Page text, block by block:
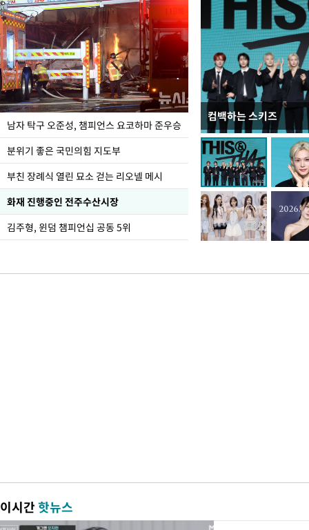
남자 탁구 오준성, 챔피언스 요코하마 준우승
분위기 좋은 국민의힘 지도부
부친 장례식 열린 묘소 걷는 리오넬 메시
화재 진행중인 전주수산시장
김주형, 윈덤 챔피언십 공동 5위
컴백하는 스키즈
한-미, UFS연합연습
이시간핫뉴스